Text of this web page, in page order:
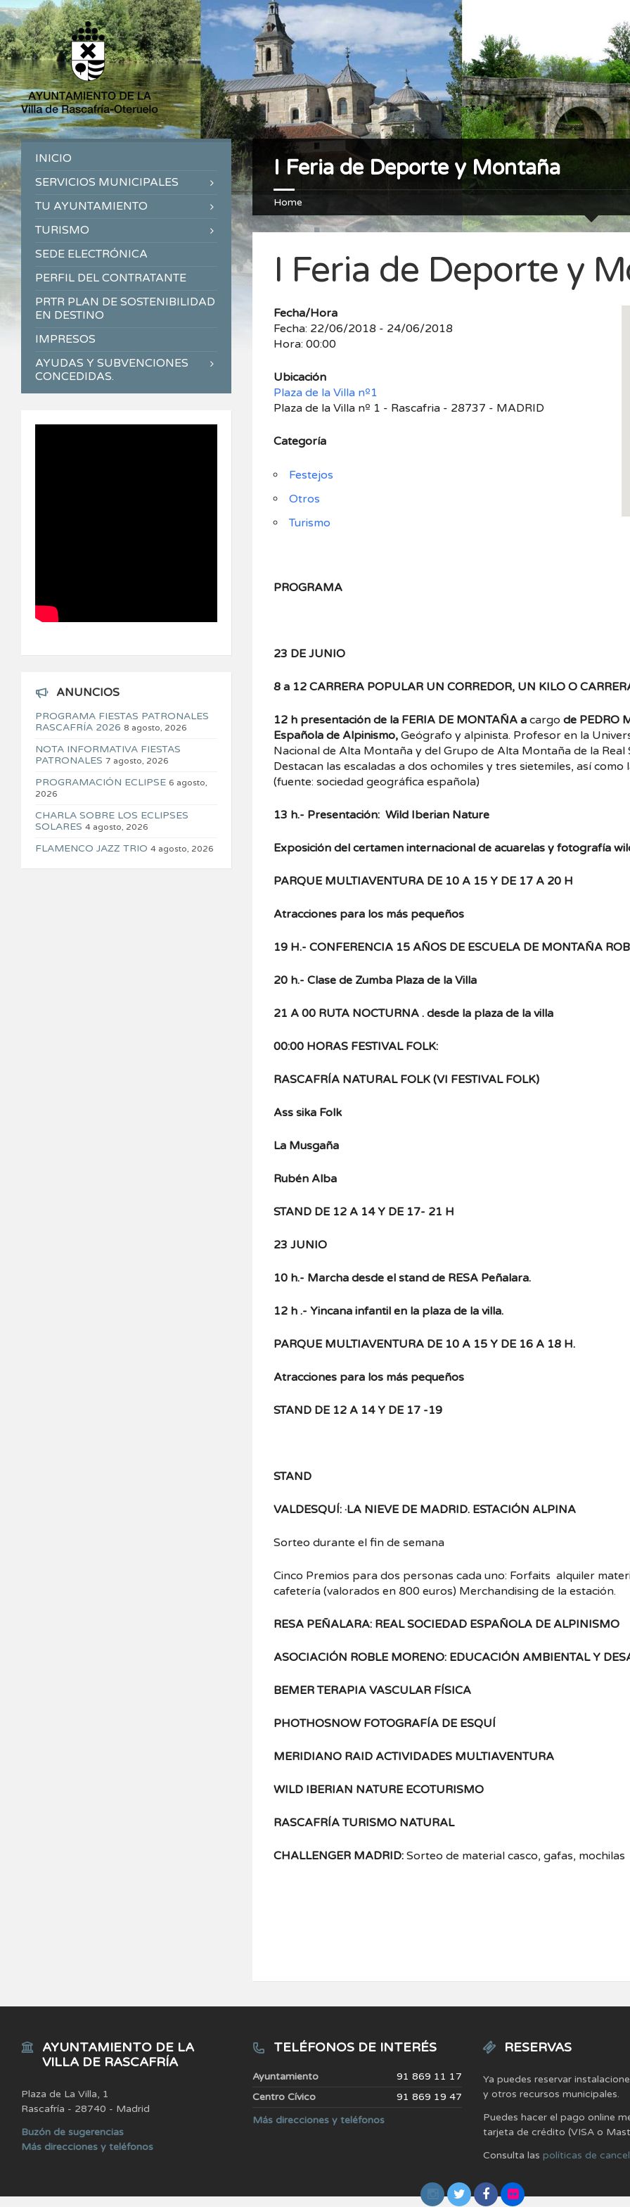
I Feria de Deporte y Montaña
Home
I Feria de Deporte y
Fecha/Hora
Fecha: 22/06/2018 - 24/06/2018
Hora: 00:00
Ubicación
Plaza de la Villa nº1
Plaza de la Villa nº 1 - Rascafria - 28737 - MADRID
Categoría
Festejos
Otros
Turismo
PROGRAMA
23 DE JUNIO
8 a 12 CARRERA POPULAR UN CORREDOR, UN KILO O
12 h presentación de la FERIA DE MONTAÑA acargo de PEDRO
Española de Alpinismo, Geógrafo y alpinista. Profesor en la
Nacional de Alta Montaña y del Grupo de Alta Montaña de la
Destacan las escaladas a dos ochomiles y tres sietemiles, así
(fuente: sociedad geográfica española)
13 h.- Presentación: Wild Iberian Nature
Exposición del certamen internacional de acuarelas y fotografía
PARQUE MULTIAVENTURA DE 10 A 15 Y DE 17 A 20 H
Atracciones para los más pequeños
19 H.- CONFERENCIA 15 AÑOS DE ESCUELA DE MONTAÑA
20 h.- Clase de Zumba Plaza de la Villa
21 A 00 RUTA NOCTURNA . desde la plaza de la villa
00:00 HORAS FESTIVAL FOLK:
RASCAFRÍA NATURAL FOLK (VI FESTIVAL FOLK)
Ass sika Folk
La Musgaña
Rubén Alba
STAND DE 12 A 14 Y DE 17- 21 H
23 JUNIO
10 h.- Marcha desde el stand de RESA Peñalara.
12 h .- Yincana infantil en la plaza de la villa.
PARQUE MULTIAVENTURA DE 10 A 15 Y DE 16 A 18 H.
Atracciones para los más pequeños
STAND DE 12 A 14 Y DE 17 -19
STAND
VALDESQUÍ: ·LA NIEVE DE MADRID. ESTACIÓN ALPINA
Sorteo durante el fin de semana
Cinco Premios para dos personas cada uno: Forfaits alquiler
cafetería (valorados en 800 euros) Merchandising de la estación.
RESA PEÑALARA: REAL SOCIEDAD ESPAÑOLA DE ALPINISMO
ASOCIACIÓN ROBLE MORENO: EDUCACIÓN AMBIENTAL Y
BEMER TERAPIA VASCULAR FÍSICA
PHOTHOSNOW FOTOGRAFÍA DE ESQUÍ
MERIDIANO RAID ACTIVIDADES MULTIAVENTURA
WILD IBERIAN NATURE ECOTURISMO
RASCAFRÍA TURISMO NATURAL
CHALLENGER MADRID:Sorteo de material casco, gafas, mochilas
INICIO
SERVICIOS MUNICIPALES
TU AYUNTAMIENTO
TURISMO
SEDE ELECTRÓNICA
PERFIL DEL CONTRATANTE
PRTR PLAN DE SOSTENIBILIDAD
EN DESTINO
IMPRESOS
AYUDAS Y SUBVENCIONES
CONCEDIDAS.
ANUNCIOS
PROGRAMA FIESTAS PATRONALES
RASCAFRÍA 2026 8 agosto, 2026
NOTA INFORMATIVA FIESTAS
PATRONALES 7 agosto, 2026
PROGRAMACIÓN ECLIPSE 6 agosto,
2026
CHARLA SOBRE LOS ECLIPSES
SOLARES 4 agosto, 2026
FLAMENCO JAZZ TRIO 4 agosto, 2026
AYUNTAMIENTO DE LA
VILLA DE RASCAFRÍA
Plaza de La Villa, 1
Rascafría - 28740 - Madrid
Buzón de sugerencias
Más direcciones y teléfonos
TELÉFONOS DE INTERÉS
Ayuntamiento
91 869 11 17
Centro Cívico
91 869 19 47
Más direcciones y teléfonos
RESERVAS
Ya puedes reservar
y otros recursos municipales.
Puedes hacer el pago online
tarjeta de crédito (VISA o
Consulta las políticas de